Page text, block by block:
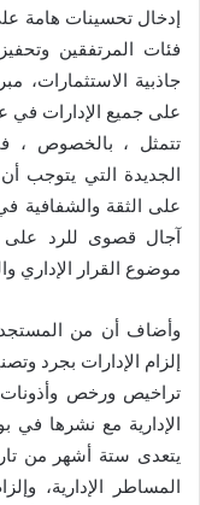
إدخال تحسينات هامة
فئات المرتفقين
جاذبية الاستثمارات،
على جميع الإدارات في
تتمثل ، بالخصوص ، في
الجديدة التي يتوجب
على الثقة والشفافية
آجال قصوى للرد على
موضوع القرار الإداري
وأضاف أن من
إلزام الإدارات بجرد
تراخيص ورخص
الإدارية مع نشرها
يتعدى ستة أشهر من
المساطر الإدارية،